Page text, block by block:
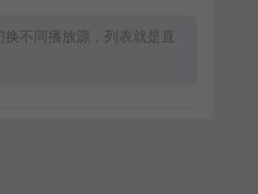
换不同播放源，列表就是直